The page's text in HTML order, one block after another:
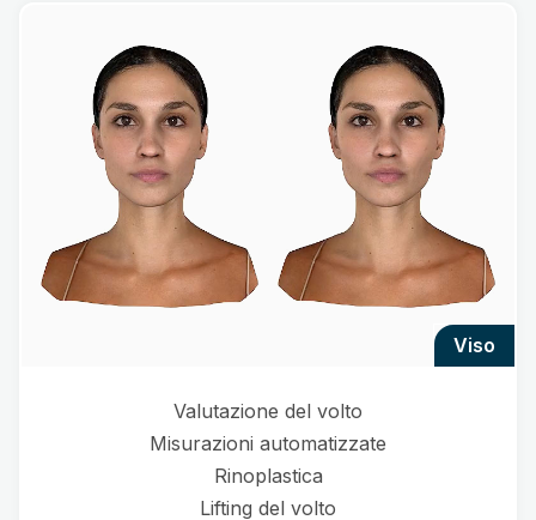
viso
Valutazione del volto
Misurazioni automatizzate
Rinoplastica
Lifting del volto